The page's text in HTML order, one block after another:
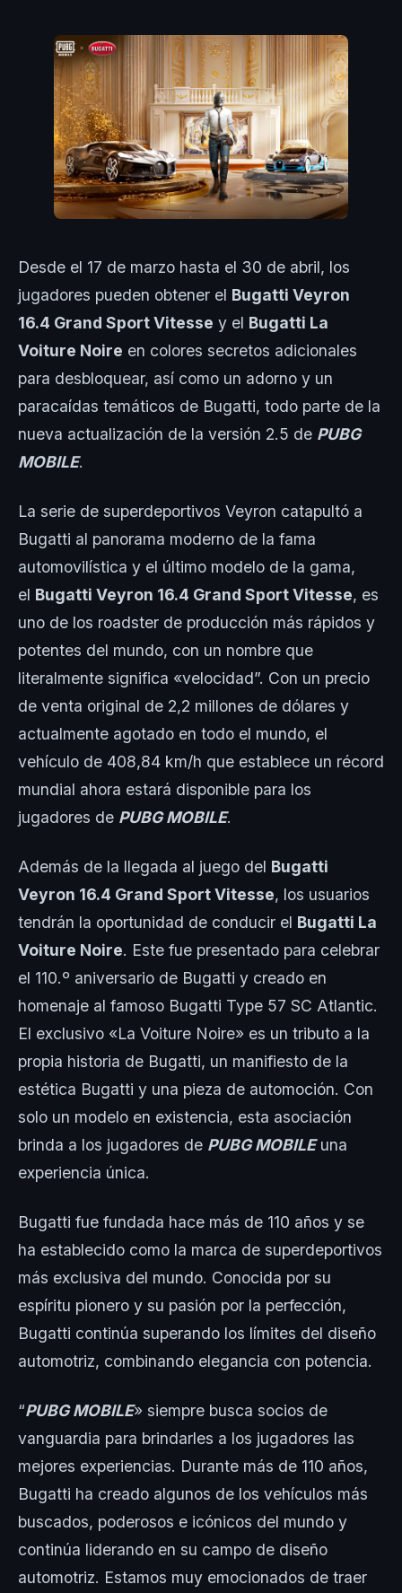
Desde el 17 de marzo hasta el 30 de abril, los
jugadores pueden obtener el Bugatti Veyron
16.4 Grand Sport Vitesse y el Bugatti La
Voiture Noire en colores secretos adicionales
para desbloquear, así como un adorno y un
paracaídas temáticos de Bugatti, todo parte de la
nueva actualización de la versión 2.5 de PUBG
MOBILE.
La serie de superdeportivos Veyron catapultó a
Bugatti al panorama moderno de la fama
automovilística y el último modelo de la gama,
el Bugatti Veyron 16.4 Grand Sport Vitesse, es
uno de los roadster de producción más rápidos y
potentes del mundo, con un nombre que
literalmente significa «velocidad”. Con un precio
de venta original de 2,2 millones de dólares y
actualmente agotado en todo el mundo, el
vehículo de 408,84 km/h que establece un récord
mundial ahora estará disponible para los
jugadores de PUBG MOBILE.
Además de la llegada al juego del Bugatti
Veyron 16.4 Grand Sport Vitesse, los usuarios
tendrán la oportunidad de conducir el Bugatti La
Voiture Noire. Este fue presentado para celebrar
el 110.º aniversario de Bugatti y creado en
homenaje al famoso Bugatti Type 57 SC Atlantic.
El exclusivo «La Voiture Noire» es un tributo a la
propia historia de Bugatti, un manifiesto de la
estética Bugatti y una pieza de automoción. Con
solo un modelo en existencia, esta asociación
brinda a los jugadores de PUBG MOBILEuna
experiencia única.
Bugatti fue fundada hace más de 110 años y se
ha establecido como la marca de superdeportivos
más exclusiva del mundo. Conocida por su
espíritu pionero y su pasión por la perfección,
Bugatti continúa superando los límites del diseño
automotriz, combinando elegancia con potencia.
“PUBG MOBILE» siempre busca socios de
vanguardia para brindarles a los jugadores las
mejores experiencias. Durante más de 110 años,
Bugatti ha creado algunos de los vehículos más
buscados, poderosos e icónicos del mundo y
continúa liderando en su campo de diseño
automotriz. Estamos muy emocionados de traer